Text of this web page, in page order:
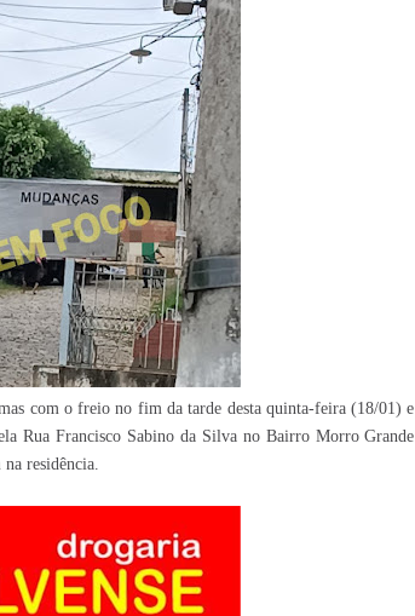
com o freio no fim da tarde desta quinta-feira (18/01) e
Rua Francisco Sabino da Silva no Bairro Morro Grande
residência.